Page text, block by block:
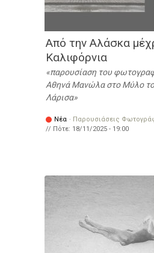
Από την Αλάσκα
Καλιφόρνια
παρουσίαση του
Αθηνά Μανώλα στο Μύλο
Λάρισα
Νέα · Παρουσιάσεις
// Πότε: 18/11/2025 - 19:00